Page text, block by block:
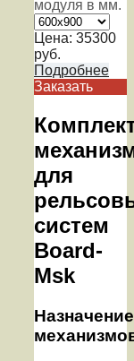
модуля в мм.
Цена: 35300
руб.
Подробнее
Заказать
для
систем
Board-
Msk
Назначение